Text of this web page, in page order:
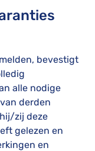
bevestigt
alle nodige
derden
zij deze
gelezen en
en